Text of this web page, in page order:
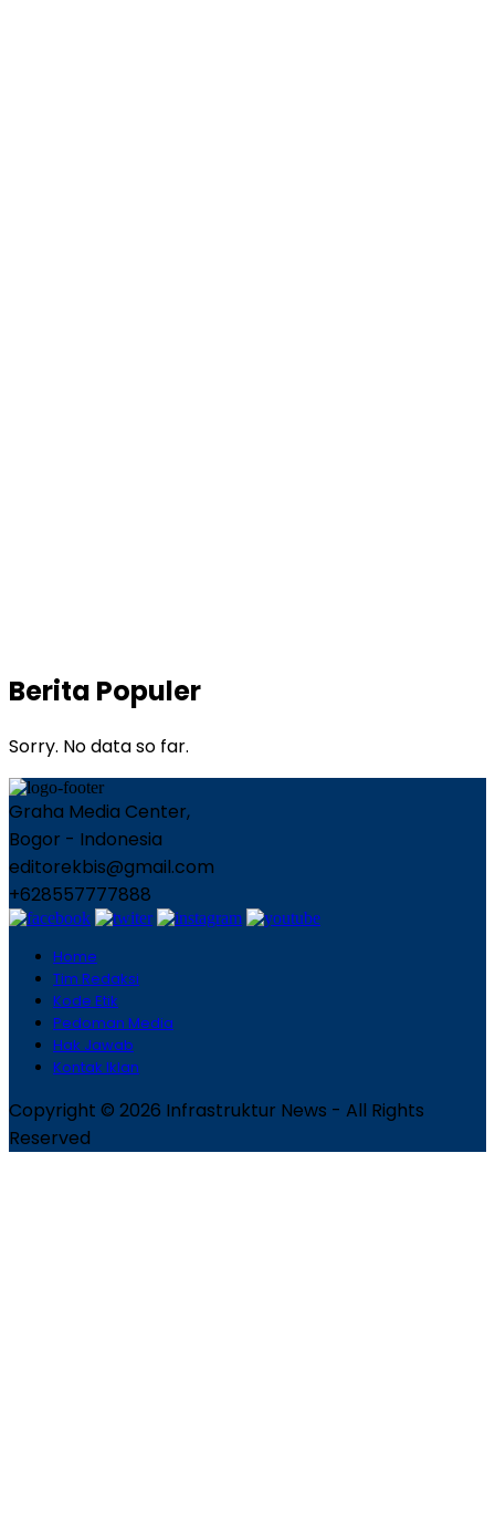
Berita Populer
Sorry. No data so far.
Graha Media Center,
Bogor - Indonesia
editorekbis@gmail.com
+628557777888
Home
Tim Redaksi
Kode Etik
Pedoman Media
Hak Jawab
Kontak Iklan
Copyright © 2026 Infrastruktur News - All Rights
Reserved